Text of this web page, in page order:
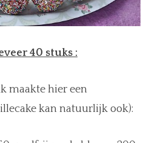
40 stuks :
maakte hier een
kan natuurlijk ook):